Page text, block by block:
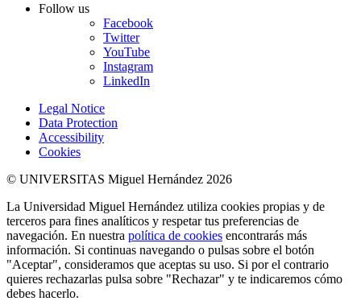
Follow us
Facebook
Twitter
YouTube
Instagram
LinkedIn
Legal Notice
Data Protection
Accessibility
Cookies
© UNIVERSITAS Miguel Hernández 2026
La Universidad Miguel Hernández utiliza cookies propias y de
terceros para fines analíticos y respetar tus preferencias de
navegación. En nuestra política de cookies encontrarás más
información. Si continuas navegando o pulsas sobre el botón
"Aceptar", consideramos que aceptas su uso. Si por el contrario
quieres rechazarlas pulsa sobre "Rechazar" y te indicaremos cómo
debes hacerlo.